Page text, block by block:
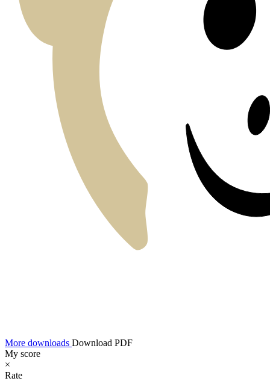
More downloads Download PDF
My score
×
Rate